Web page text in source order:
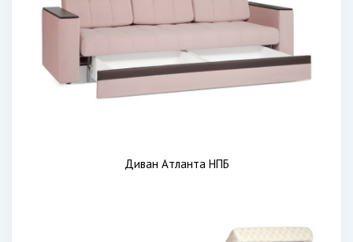
Диван Атланта НПБ